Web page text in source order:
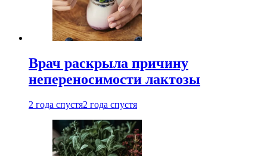
Врач раскрыла причину
непереносимости лактозы
2 года спустя2 года спустя